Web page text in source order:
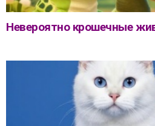
Невероятно крошечные